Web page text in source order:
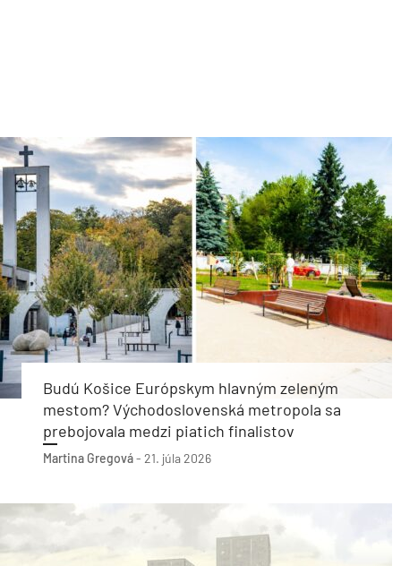
Budú Košice Európskym hlavným zeleným
mestom? Východoslovenská metropola sa
prebojovala medzi piatich finalistov
Martina Gregová- 21. júla 2026